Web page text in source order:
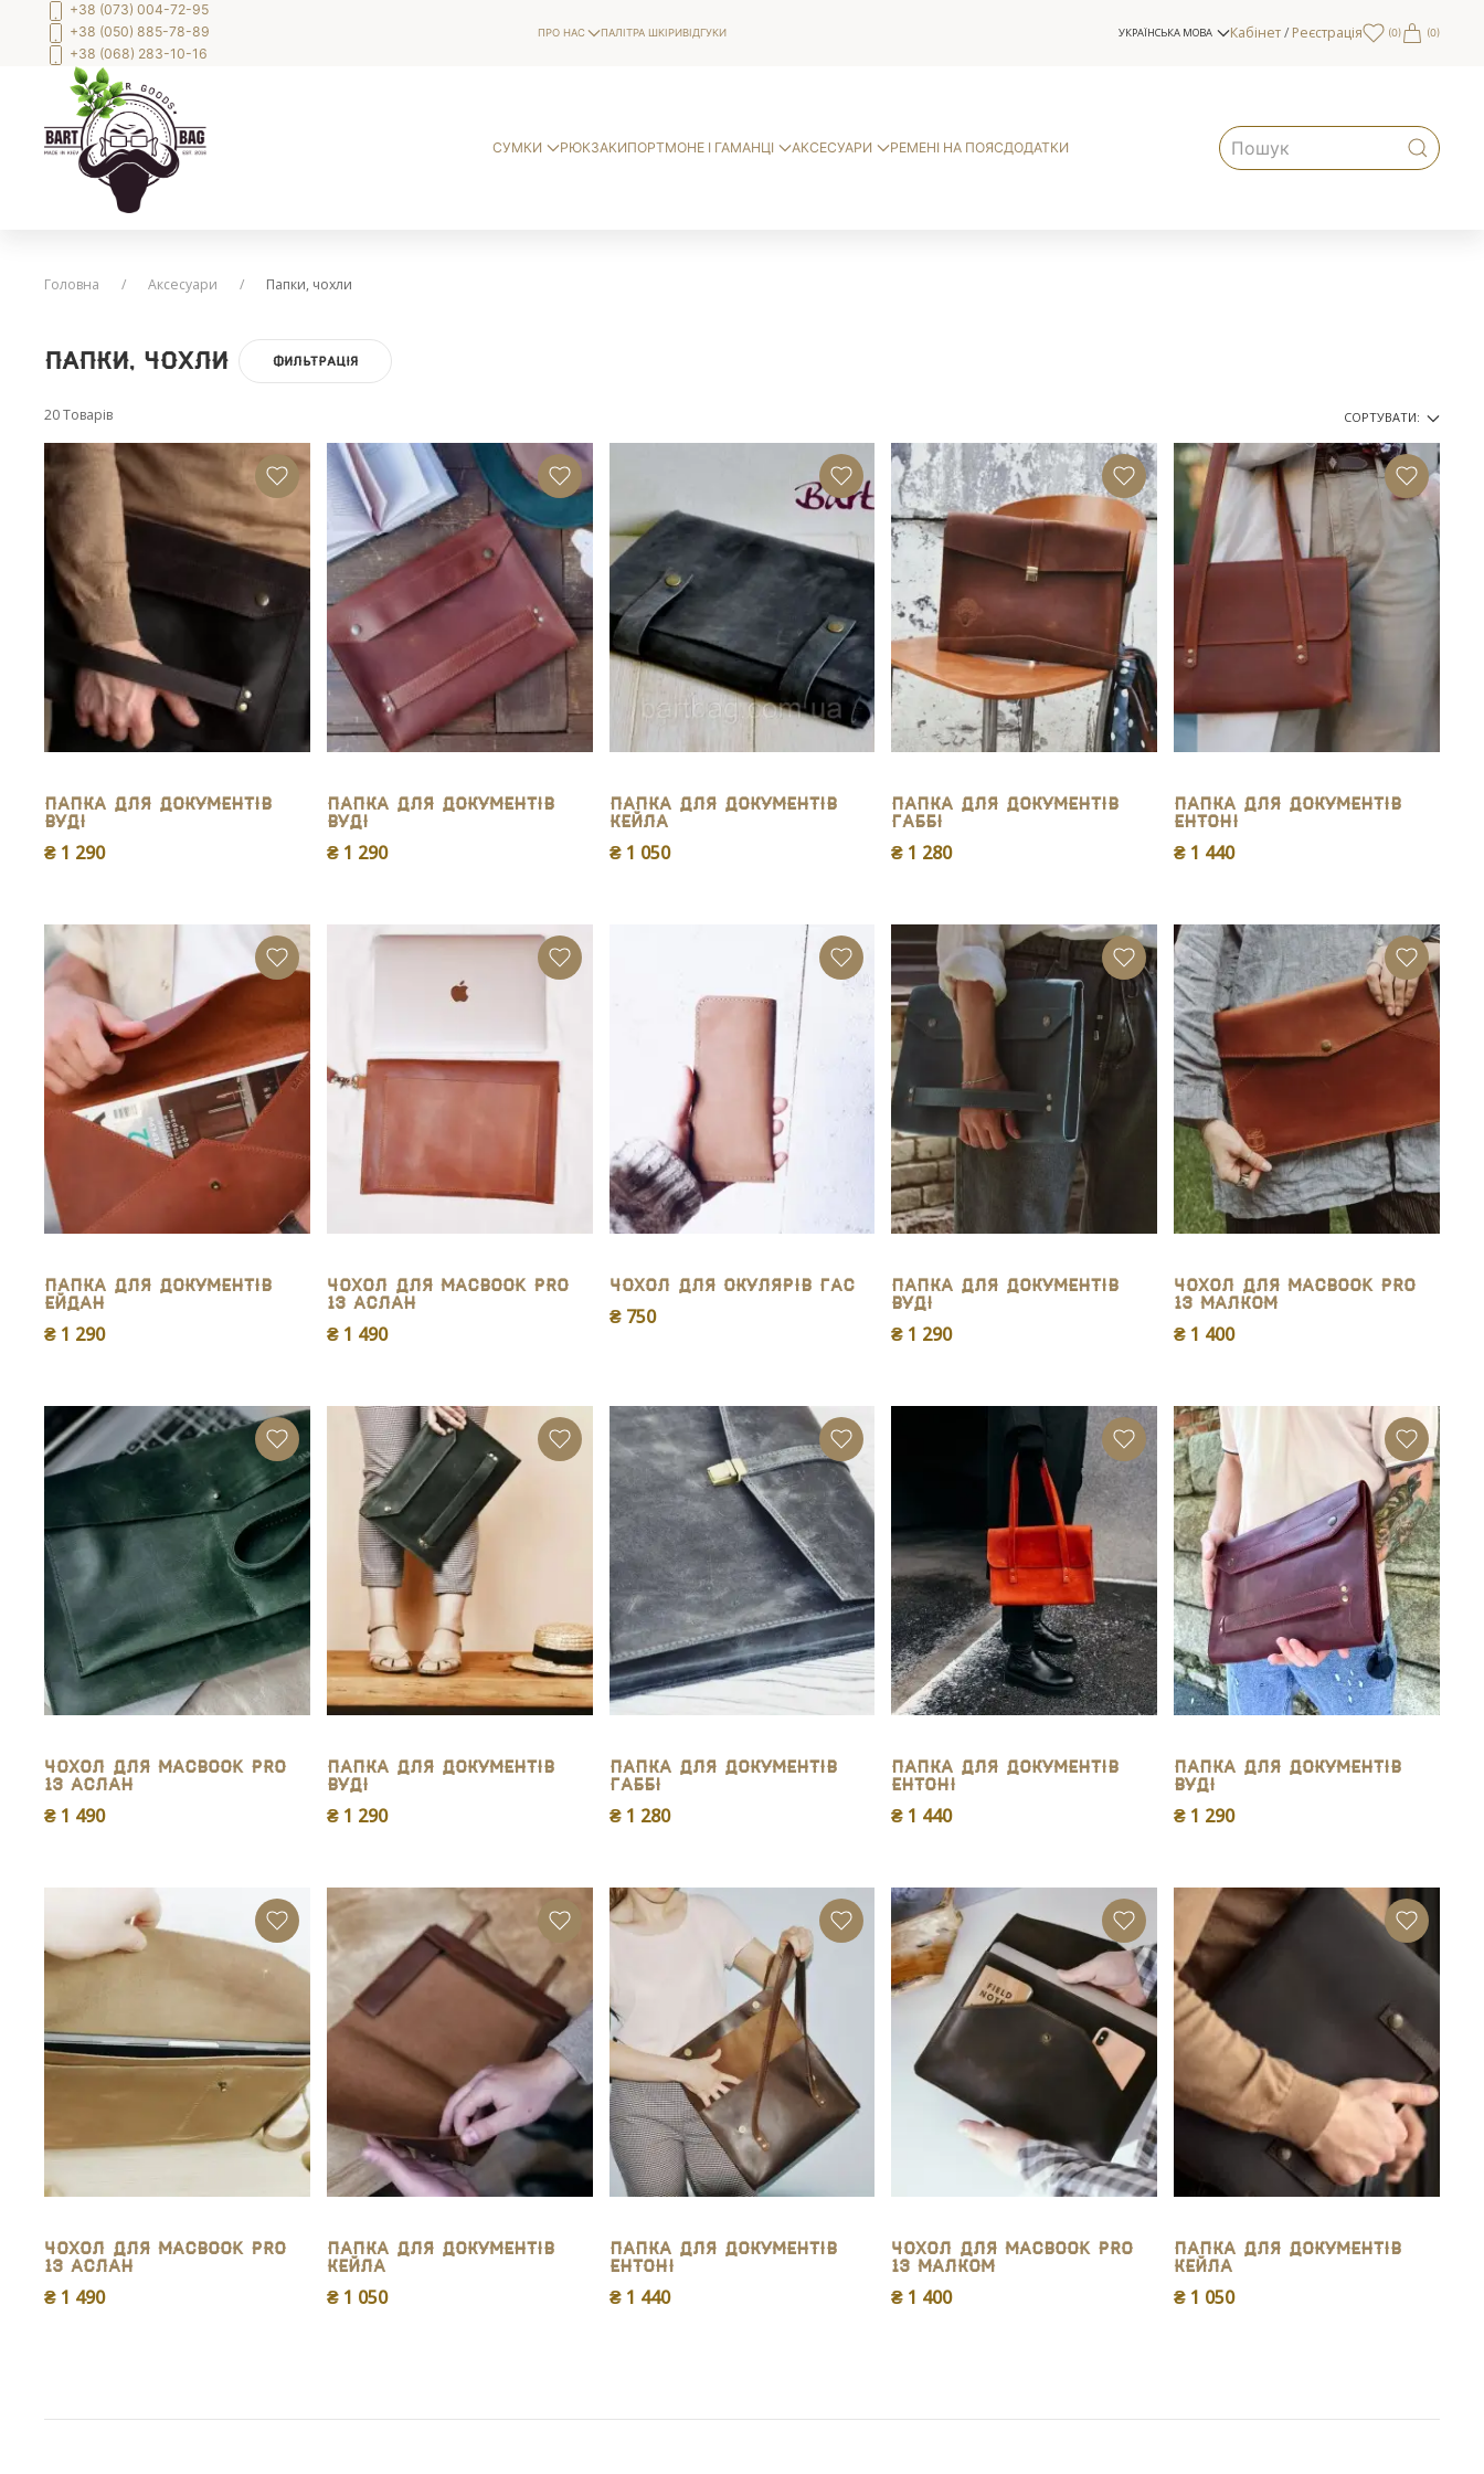
+38 (073) 004-72-95
+38 (050) 885-78-89
+38 (068) 283-10-16
ПРО НАС ПАЛІТРА ШКІРИВІДГУКИ УКРАЇНСЬКА МОВА Кабінет/Реєстрація (0) (0)
СУМКИ РЮКЗАКИПОРТМОНЕ І ГАМАНЦІ АКСЕСУАРИ РЕМЕНІ НА ПОЯСДОДАТКИ
Головна Аксесуари Папки, чохли
Папки, чохли ФИЛЬТРАЦІЯ
20 Товарів СОРТУВАТИ:
Папка для документів
Вуді
₴ 1 290
Папка для документів
Вуді
₴ 1 290
Папка для документів
Кейла
₴ 1 050
Папка для документів
Габбі
₴ 1 280
Папка для документів
Ентоні
₴ 1 440
Папка для документів
Ейдан
₴ 1 290
Чохол для MacBook Pro
13 Аслан
₴ 1 490
Чохол для окулярів Гас
₴ 750
Папка для документів
Вуді
₴ 1 290
Чохол для MacBook Pro
13 Малком
₴ 1 400
Чохол для MacBook Pro
13 Аслан
₴ 1 490
Папка для документів
Вуді
₴ 1 290
Папка для документів
Габбі
₴ 1 280
Папка для документів
Ентоні
₴ 1 440
Папка для документів
Вуді
₴ 1 290
Чохол для MacBook Pro
13 Аслан
₴ 1 490
Папка для документів
Кейла
₴ 1 050
Папка для документів
Ентоні
₴ 1 440
Чохол для MacBook Pro
13 Малком
₴ 1 400
Папка для документів
Кейла
₴ 1 050